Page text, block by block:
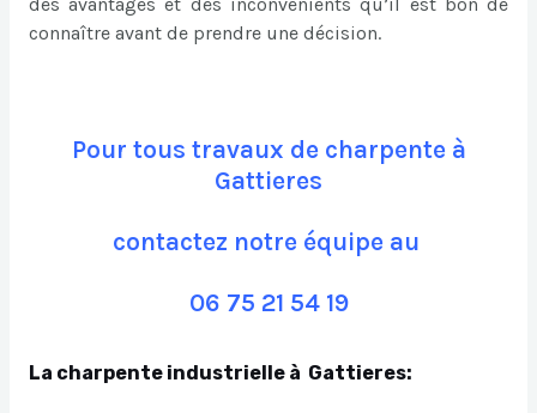
connaître avant de prendre une décision.
Pour tous travaux de charpente à
Gattieres
contactez notre équipe au
06 75 21 54 19
La charpente industrielle à Gattieres: